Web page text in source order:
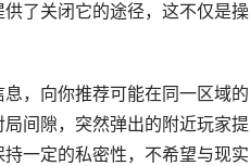
了关闭它的途径，这不仅是操
，向你推荐可能在同一区域的
间隙，突然弹出的附近玩家提
一定的私密性，不希望与现实